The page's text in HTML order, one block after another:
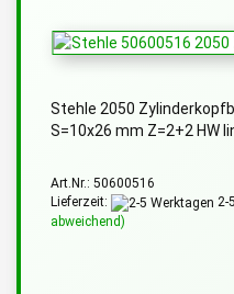
Stehle 2050
S=10x26 mm Z=2+2 HW
Art.Nr.: 50600516
Lieferzeit:
2-
abweichend)